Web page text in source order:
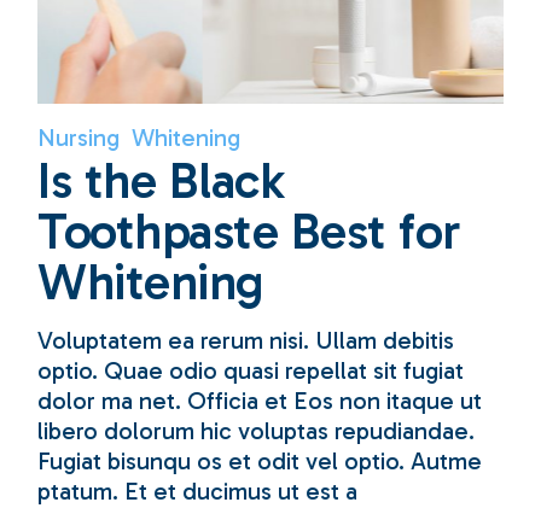
Nursing Whitening
Is the Black
Toothpaste Best for
Whitening
Voluptatem ea rerum nisi. Ullam debitis
optio. Quae odio quasi repellat sit fugiat
dolor ma net. Officia et Eos non itaque ut
libero dolorum hic voluptas repudiandae.
Fugiat bisunqu os et odit vel optio. Autme
ptatum. Et et ducimus ut est a